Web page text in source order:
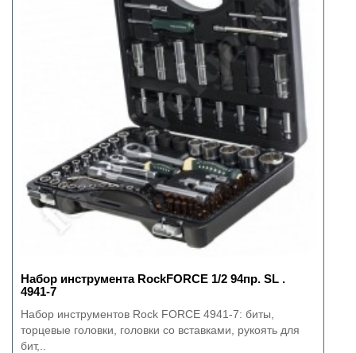
Набор инструмента RockFORCE 1/2 94пр. SL .
4941-7
Набор инструментов Rock FORCE 4941-7: биты,
торцевые головки, головки со вставками, рукоять для
бит,..